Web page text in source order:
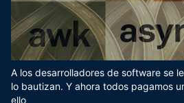
A los desarrolladores de software se
lo bautizan. Y ahora todos pagamos
ello